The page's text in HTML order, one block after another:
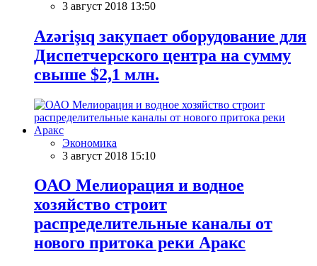
3 август 2018 13:50
Azərişıq закупает оборудование для
Диспетчерского центра на сумму
свыше $2,1 млн.
Экономика
3 август 2018 15:10
ОАО Мелиорация и водное
хозяйство строит
распределительные каналы от
нового притока реки Аракс